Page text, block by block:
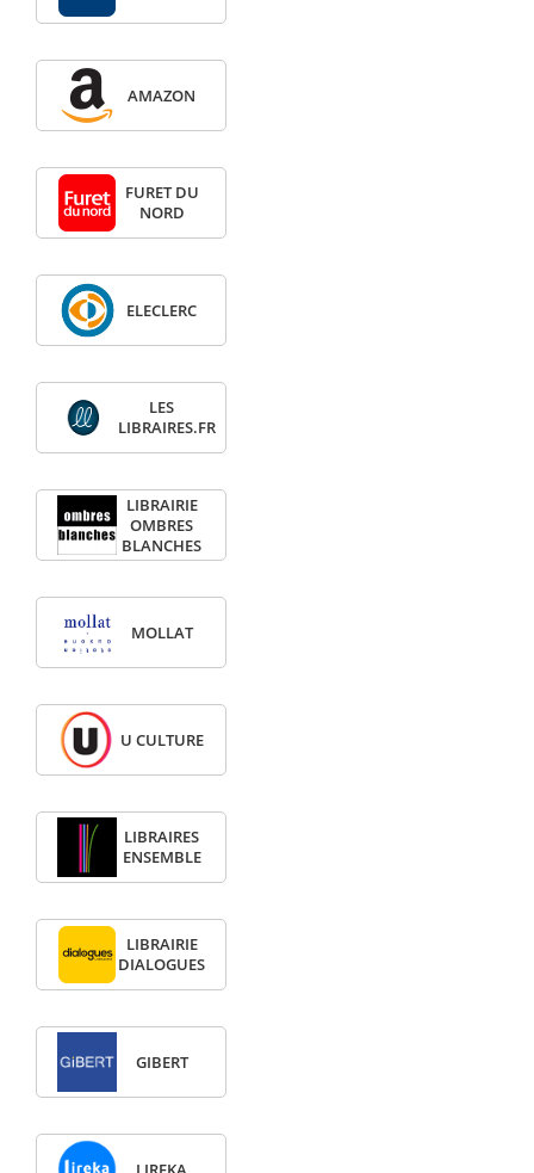
AMAZON
FURET DU
NORD
ELECLERC
LES
LIBRAIRES.FR
LIBRAIRIE
OMBRES
BLANCHES
MOLLAT
U CULTURE
LIBRAIRES
ENSEMBLE
LIBRAIRIE
DIALOGUES
GIBERT